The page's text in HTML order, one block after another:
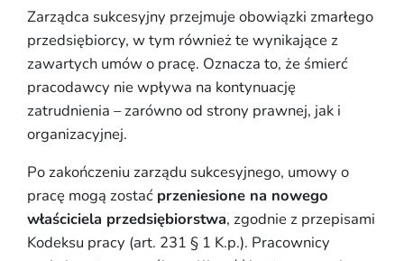
Zarządca sukcesyjny przejmuje obowiązki zmarłego
przedsiębiorcy, w tym również te wynikające z
zawartych umów o pracę. Oznacza to, że śmierć
pracodawcy nie wpływa na kontynuację
zatrudnienia – zarówno od strony prawnej, jak i
organizacyjnej.
Po zakończeniu zarządu sukcesyjnego, umowy o
pracę mogą zostać przeniesione na nowego
właściciela przedsiębiorstwa, zgodnie z przepisami
Kodeksu pracy (art. 231 § 1 K.p.). Pracownicy